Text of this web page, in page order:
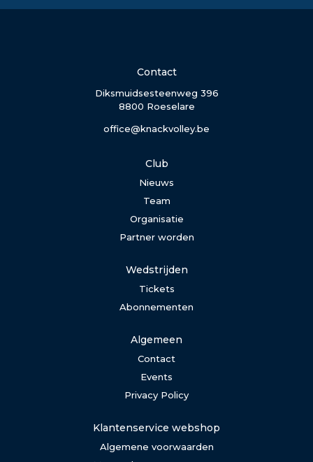
Contact
Diksmuidsesteenweg 396
8800 Roeselare
office@knackvolley.be
Club
Nieuws
Team
Organisatie
Partner worden
Wedstrijden
Tickets
Abonnementen
Algemeen
Contact
Events
Privacy Policy
Klantenservice webshop
Algemene voorwaarden